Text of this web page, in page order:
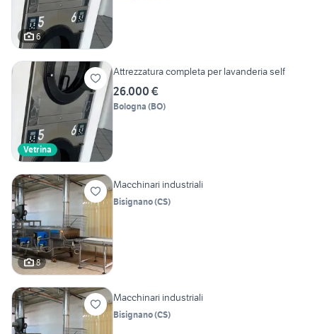
6
Vetrina
Attrezzatura completa per lavanderia self
26.000 €
Bologna (BO)
8
Macchinari industriali
Bisignano(CS)
Macchinari industriali
Bisignano(CS)